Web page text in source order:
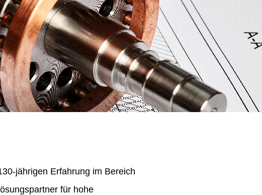
jährigen Erfahrung im Bereich
für hohe